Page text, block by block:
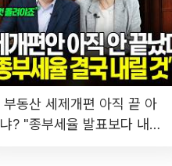
부동산 세제개편 아직 끝 아
냐? "종부세율 발표보다 내릴